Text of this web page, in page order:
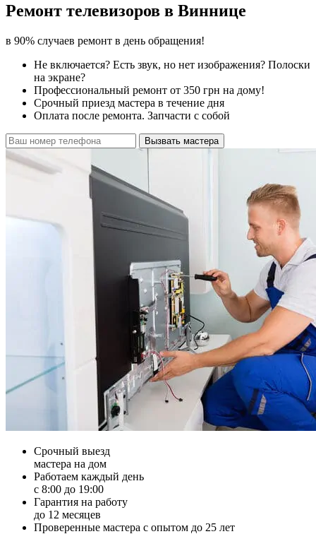
Ремонт телевизоров в Виннице
в 90% случаев ремонт в день обращения!
Не включается? Есть звук, но нет изображения? Полоски
на экране?
Профессиональный ремонт от 350 грн на дому!
Срочный приезд мастера в течение дня
Оплата после ремонта. Запчасти с собой
Вызвать мастера
Срочный выезд
мастера на дом
Работаем каждый день
с 8:00 до 19:00
Гарантия на работу
до 12 месяцев
Проверенные мастера с опытом до 25 лет